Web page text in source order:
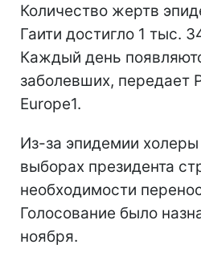
Количество жертв
Гаити достигло 1 тыс.
Каждый день
заболевших, передает
Europe1.
Из-за эпидемии
выборах президента
необходимости
Голосование было
ноября.